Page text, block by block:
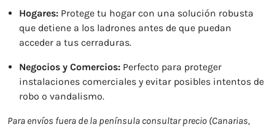
Hogares: Protege tu hogar con una solución robusta
que detiene a los ladrones antes de que puedan
acceder a tus cerraduras.
Negocios y Comercios: Perfecto para proteger
instalaciones comerciales y evitar posibles intentos de
robo o vandalismo.
Para envíos fuera de la península consultar precio (Canarias,